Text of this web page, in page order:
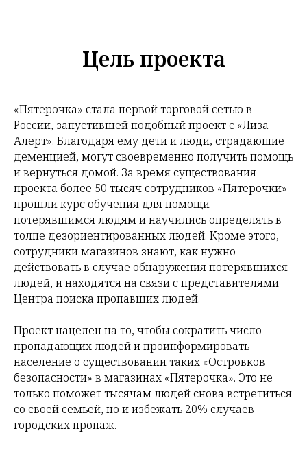
Цель проекта
«Пятерочка» стала первой торговой сетью в
России, запустившей подобный проект с «Лиза
Алерт». Благодаря ему дети и люди, страдающие
деменцией, могут своевременно получить помощь
и вернуться домой. За время существования
проекта более 50 тысяч сотрудников «Пятерочки»
прошли курс обучения для помощи
потерявшимся людям и научились определять в
толпе дезориентированных людей. Кроме этого,
сотрудники магазинов знают, как нужно
действовать в случае обнаружения потерявшихся
людей, и находятся на связи с представителями
Центра поиска пропавших людей.
Проект нацелен на то, чтобы сократить число
пропадающих людей и проинформировать
население о существовании таких «Островков
безопасности» в магазинах «Пятерочка». Это не
только поможет тысячам людей снова встретиться
со своей семьей, но и избежать 20% случаев
городских пропаж.